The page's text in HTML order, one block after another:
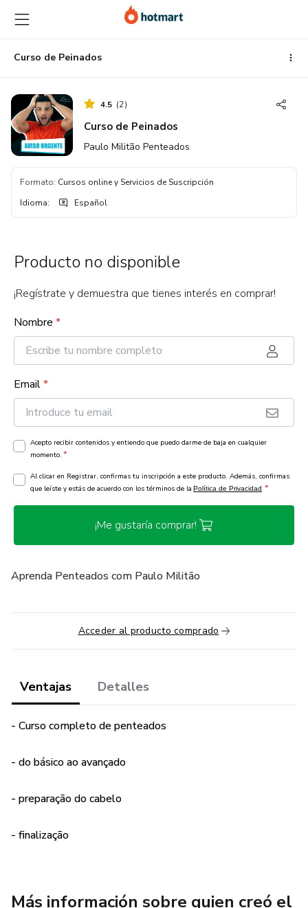
contenido
principal
la
página
de
pie
página
Curso de Peinados
4.5 (2)
Curso de Peinados
Paulo Militão Penteados
Formato: Cursos online y Servicios de Suscripción
Idioma: Español
Producto no disponible
¡Regístrate y demuestra que tienes interés en comprar!
Nombre *
Email*
Acepto recibir contenidos y entiendo que puedo darme de baja en cualquier
momento. *
Al clicar en Registrar, confirmas tu inscripción a este producto. Además, confirmas
que leíste y estás de acuerdo con los términos de la Política de Privacidad *
¡Me gustaría comprar!
Aprenda Penteados com Paulo Militão
Acceder al producto comprado
Ventajas Detalles
- Curso completo de penteados
- do básico ao avançado
- preparação do cabelo
- finalização
Más información sobre quien creó el